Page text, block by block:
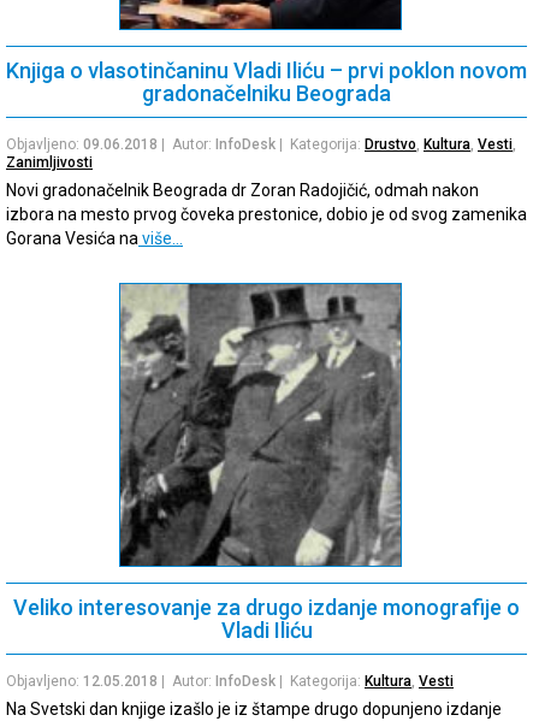
Knjiga o vlasotinčaninu Vladi Iliću – prvi poklon novom
gradonačelniku Beograda
Objavljeno: 09.06.2018 | Autor: InfoDesk | Kategorija: Drustvo, Kultura, Vesti,
Zanimljivosti
Novi gradonačelnik Beograda dr Zoran Radojičić, odmah nakon
izbora na mesto prvog čoveka prestonice, dobio je od svog zamenika
Gorana Vesića naviše…
Veliko interesovanje za drugo izdanje monografije o
Vladi Iliću
Objavljeno: 12.05.2018 | Autor: InfoDesk | Kategorija: Kultura, Vesti
Na Svetski dan knjige izašlo je iz štampe drugo dopunjeno izdanje